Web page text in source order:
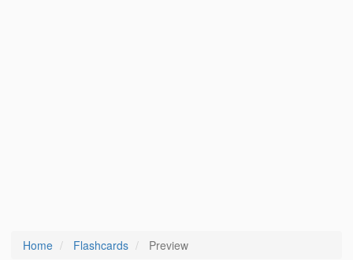
Home Flashcards Preview